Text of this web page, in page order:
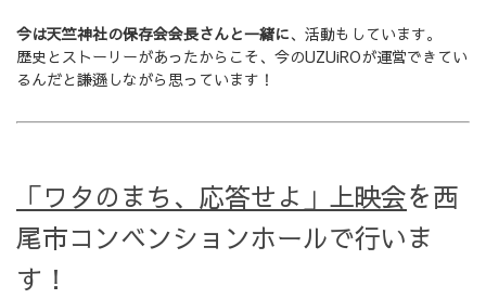
今は天竺神社の保存会会長さんと一緒に、活動もしています。
歴史とストーリーがあったからこそ、今のUZUiROが運営できてい
るんだと謙遜しながら思っています！
「ワタのまち、応答せよ」上映会を西
尾市コンベンションホールで行いま
す！